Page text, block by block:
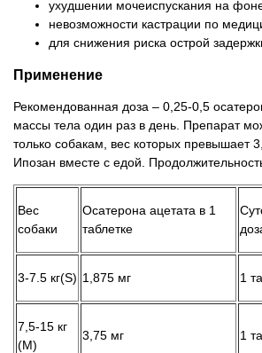
ухудшении мочеиспускания на
невозможности кастрации по
для снижения риска острой
Применение
Рекомендованная доза – 0,25-0,5
массы тела один раз в день. Препарат
только собакам, вес которых превышает
Ипозан вместе с едой.
Вес
собаки
Осатерона ацетата в 1
таблетке
3-7.5 кг(S) 1,875 мг 1
7,5-15 кг
(М)
3,75 мг 1